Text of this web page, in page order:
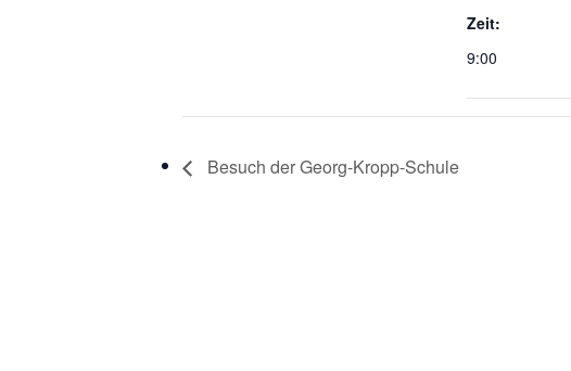
Zeit:
9:00
Besuch der Georg-Kropp-Schule